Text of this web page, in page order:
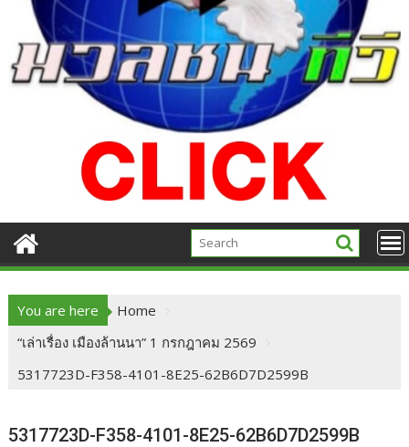
You are here
Home
“เล่าเรื่อง เมืองล้านนา” 1 กรกฎาคม 2569
5317723D-F358-4101-8E25-62B6D7D2599B
5317723D-F358-4101-8E25-62B6D7D2599B